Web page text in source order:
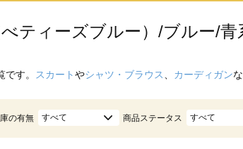
ティーズブルー）/ブルー/青
す。 スカートやシャツ・ブラウス カーディガン
の有無 すべて 商品ステータス すべて